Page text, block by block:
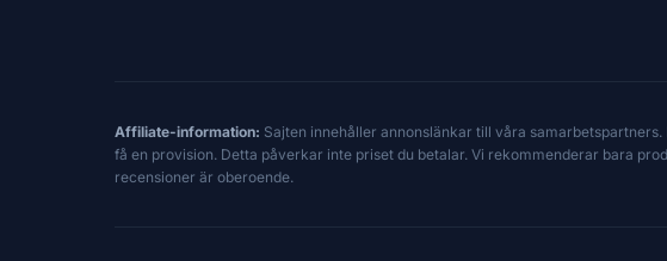
Affiliate-information: Sajten innehåller annonslänkar till våra
få en provision. Detta påverkar inte priset du betalar. Vi rekommenderar bara
recensioner är oberoende.